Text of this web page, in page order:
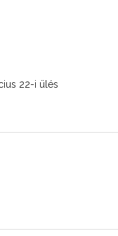
22-i ülés